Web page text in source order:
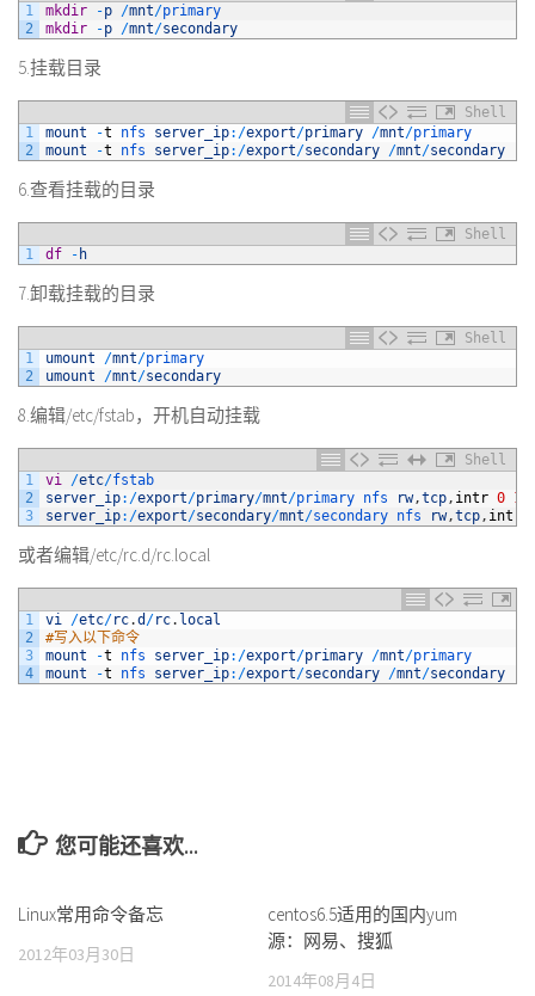
1
2
mkdir -p /mnt/primary
mkdir
-p /mnt/secondary
5.挂载目录
Shell
1
2
mount -t nfs server_ip: /export/primary /mnt/primary
mount
-t nfs server_ip: /export/secondary /mnt/secondary
6.查看挂载的目录
Shell
1
df - h
7.卸载挂载的目录
Shell
1
2
umount /mnt/primary
umount
/mnt/secondary
8.编辑/etc/fstab，开机自动挂载
Shell
1
2
3
vi /etc/fstab
server_ip: /export/primary/mnt/primary nfs rw,tcp, intr 0 1
server_ip: /export/secondary/mnt/secondary nfs rw,tcp, intr
或者编辑/etc/rc.d/rc.local
1
2
3
4
vi /etc/rc.d /rc. local
#写入以下命令
mount
-t nfs server_ip: /export/primary /mnt/primary
mount
-t nfs server_ip: /export/secondary /mnt/secondary
您可能还喜欢...
Linux常用命令备忘
2012年03月30日
centos6.5适用的国内yum
源：网易、搜狐
2014年08月4日